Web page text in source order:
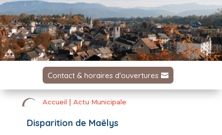
Contact & horaires d'ouvertures
Accueil | Actu Municipale
Disparition de Maëlys